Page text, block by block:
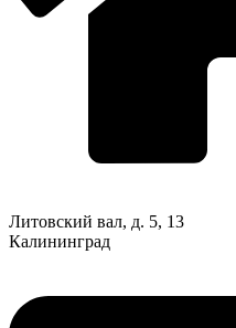
Литовский вал, д. 5, 13
Калининград